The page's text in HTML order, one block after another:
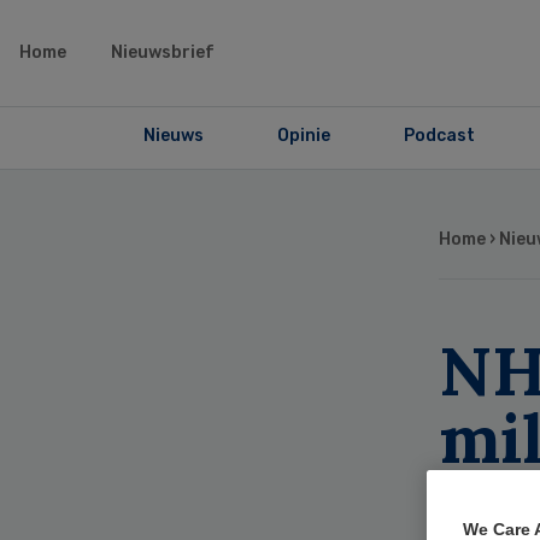
Home Nieuwsbrief
Nieuws Opinie Podcast
Home ›
We Care